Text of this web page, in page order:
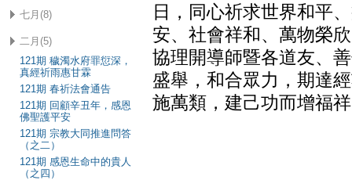
七月(8)
二月(5)
121期 穢濁水府罪愆深，
真經祈雨惠甘霖
121期 春祈法會通告
121期 回顧辛丑年，感恩
佛聖護平安
121期 宗教大同推進問答
（之二）
121期 感恩生命中的貴人
（之四）
日，同心祈求世界和平
安、社會祥和、萬物榮
協理開導師暨各道友、
盛舉，和合眾力，期達
施萬類，建己功而增福